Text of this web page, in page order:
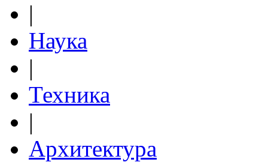
|
Наука
|
Техника
|
Архитектура